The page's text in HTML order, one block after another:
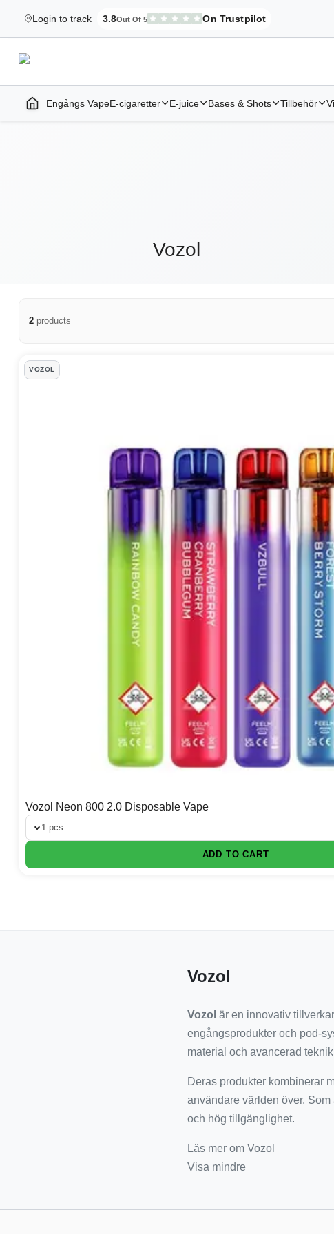
Login to track
Elekcig.se Is Rated
3.8Out Of 5 On Trustpilot
,3,071 Reviews
Home | E-Cigarettes & Vapes
Engångs VapeE-cigaretter E-juice Bases & Shots Tillbehör
Vozol
2 products
Vozol Products
VOZOL
Vozol Neon 800 2.0 Disposable Vape
1 pcs
ADD TO CART
Vozol
Vozol är en innovativ
engångsprodukter och pod-
material och avancerad
Deras produkter kombinerar
användare världen över.
och hög tillgänglighet.
Läs mer om Vozol
Visa mindre